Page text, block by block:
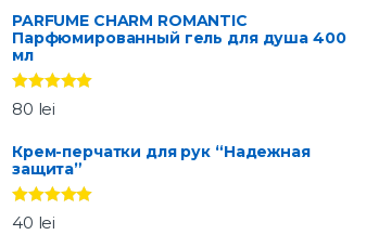
PARFUME CHARM ROMANTIC
Парфюмированный гель для душа 400
мл
Оценка
из 5
80 lei
Крем-перчатки для рук “Надежная
защита”
Оценка
из 5
40 lei